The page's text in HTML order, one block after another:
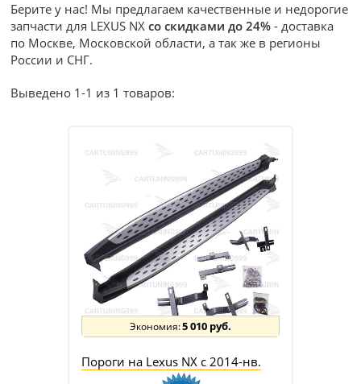
Берите у нас! Мы предлагаем качественные и недорогие
запчасти для LEXUS NXсо скидками до 24% - доставка
по Москве, Московской области, а так же в регионы
России и СНГ.
Выведено 1-1 из 1 товаров:
5 010 руб.
Пороги на Lexus NX c 2014-нв.